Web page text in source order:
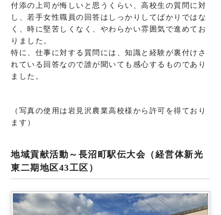
付添の上司が悔しいと思うくらい、高校生の質問に対
し、若手女性職員の回答は しっかりしてばかりではな
く、時に堅苦しくなく、やわらかい雰囲気で進めてお
りました。
特に、仕事に対する質問には、知識と経験が裏付けさ
れている回答なので誰が聞いても感心するものであり
ました。
（写真の使用は岩見沢農業高校様から許可を得ており
ます）
地域貢献活動～長沼町駅伝大会（経営体新光
東二期地区43工区）